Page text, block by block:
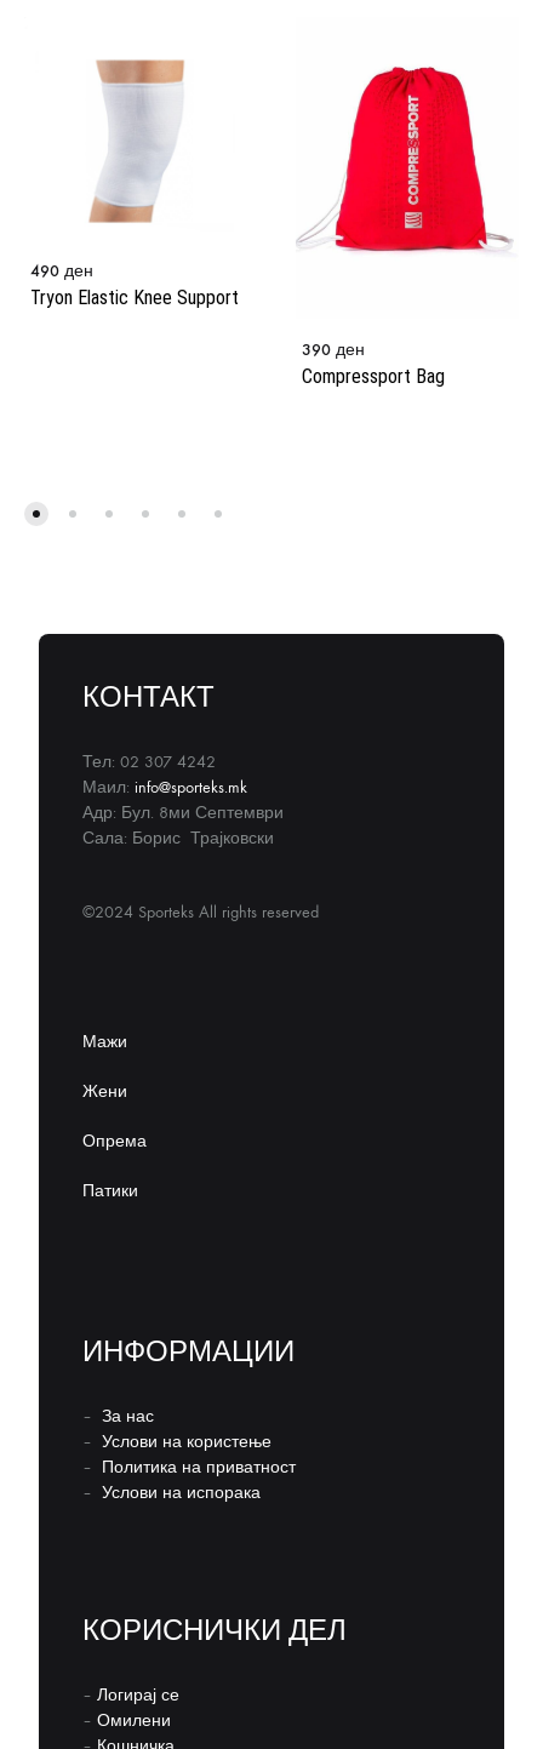
Tryon Elastic Knee Support
490 ден
Compressport Bag
390 ден
КОНТАКТ
Тел: 02 307 4242
Маил: info@sporteks.mk
Адр: Бул. 8ми Септември
Сала: Борис Трајковски
©2024 Sporteks All rights reserved
Мажи
Жени
Опрема
Патики
ИНФОРМАЦИИ
– За нас
– Услови на користење
– Политика на приватност
– Услови на испорака
КОРИСНИЧКИ ДЕЛ
– Логирај се
– Омилени